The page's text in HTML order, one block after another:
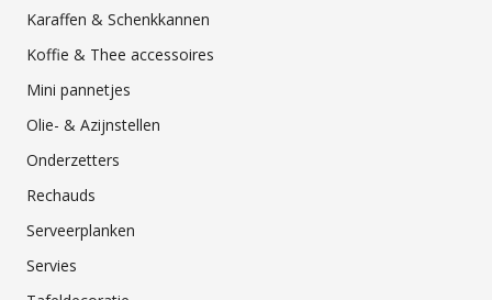
Karaffen & Schenkkannen
Koffie & Thee accessoires
Mini pannetjes
Olie- & Azijnstellen
Onderzetters
Rechauds
Serveerplanken
Servies